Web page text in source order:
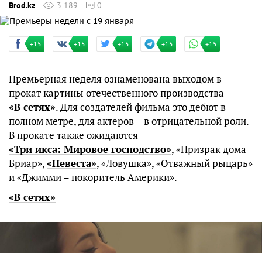
Brod.kz
3 189 0
+15 +15 +15 +15 +15
Премьерная неделя ознаменована выходом в
прокат картины отечественного производства
«В сетях». Для создателей фильма это дебют в
полном метре, для актеров – в отрицательной роли.
В прокате также ожидаются
«Три икса: Мировое господство», «Призрак дома
Бриар»,«Невеста», «Ловушка», «Отважный рыцарь»
и «Джимми – покоритель Америки».
«В сетях»